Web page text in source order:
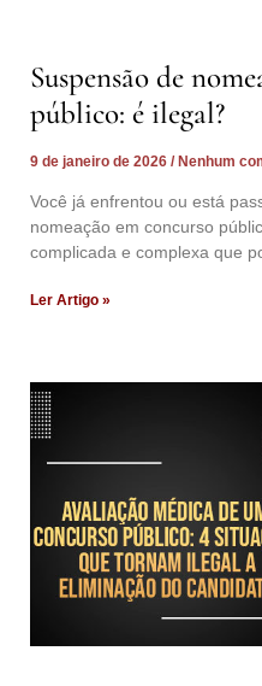
Suspensão de
público: é ilegal?
9 de janeiro de 2026 Nenhum
Você já enfrentou ou está
nomeação em concurso
complicada e complexa que
Ler Artigo »